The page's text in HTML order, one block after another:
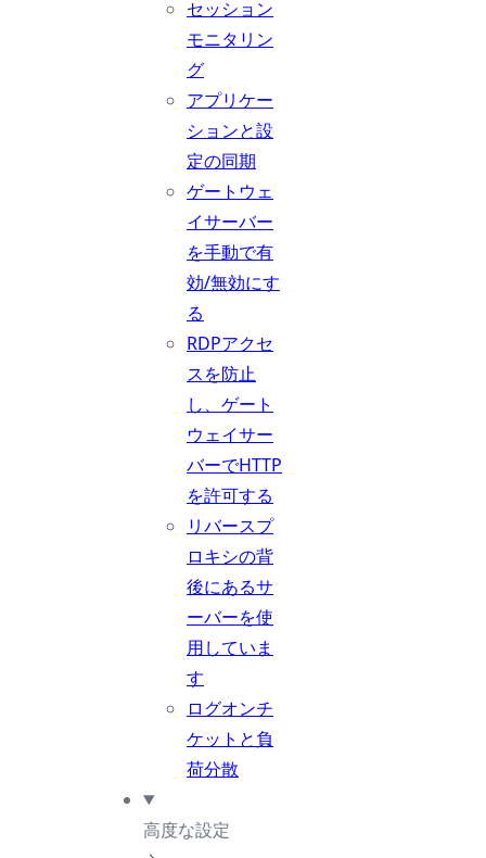
セッション
モニタリン
グ
アプリケー
ションと設
定の同期
ゲートウェ
イサーバー
を手動で有
効/無効にす
る
RDPアクセ
スを防止
し、ゲート
ウェイサー
バーでHTTP
を許可する
リバースプ
ロキシの背
後にあるサ
ーバーを使
用していま
す
ログオンチ
ケットと負
荷分散
高度な設定